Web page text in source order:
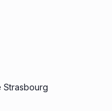
Strasbourg